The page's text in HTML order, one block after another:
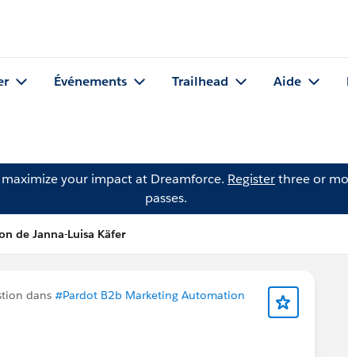
Événements Trailhead Aide
your impact at Dreamforce. Registerthree or
passes.
de Janna-Luisa Käfer
dans #Pardot B2b Marketing Automation